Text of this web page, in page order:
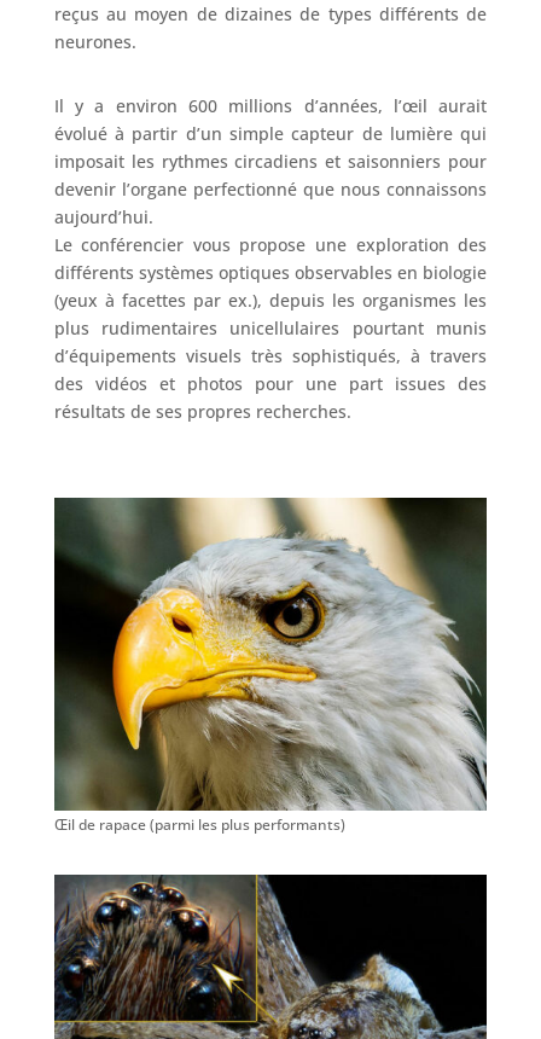
reçus au moyen de dizaines de types différents de
neurones.
Il y a environ 600 millions d’années, l’œil aurait
évolué à partir d’un simple capteur de lumière qui
imposait les rythmes circadiens et saisonniers pour
devenir l’organe perfectionné que nous connaissons
aujourd’hui.
Le conférencier vous propose une exploration des
différents systèmes optiques observables en biologie
(yeux à facettes par ex.), depuis les organismes les
plus rudimentaires unicellulaires pourtant munis
d’équipements visuels très sophistiqués, à travers
des vidéos et photos pour une part issues des
résultats de ses propres recherches.
Œil de rapace (parmi les plus performants)